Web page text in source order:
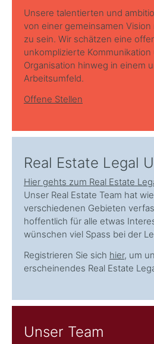
Unsere talentierten und
von einer gemeinsamen
zu sein. Wir schätzen eine
unkomplizierte
Organisation hinweg in einem
Arbeitsumfeld.
Offene Stellen
Real Estate Legal
Hier gehts zum Real Estate
Unser Real Estate Team hat
verschiedenen Gebieten
hoffentlich für alle etwas
wünschen viel Spass bei der
Registrieren Sie sich hier, um
erscheinendes Real Estate
Unser Team